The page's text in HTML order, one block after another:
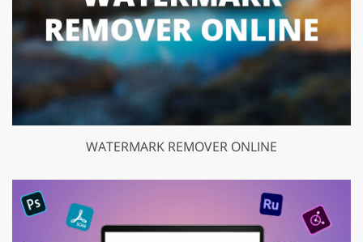
WATERMARK REMOVER ONLINE